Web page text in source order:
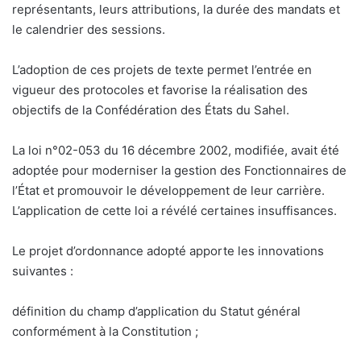
représentants, leurs attributions, la durée des mandats et
le calendrier des sessions.
L’adoption de ces projets de texte permet l’entrée en
vigueur des protocoles et favorise la réalisation des
objectifs de la Confédération des États du Sahel.
La loi n°02-053 du 16 décembre 2002, modifiée, avait été
adoptée pour moderniser la gestion des Fonctionnaires de
l’État et promouvoir le développement de leur carrière.
L’application de cette loi a révélé certaines insuffisances.
Le projet d’ordonnance adopté apporte les innovations
suivantes :
définition du champ d’application du Statut général
conformément à la Constitution ;